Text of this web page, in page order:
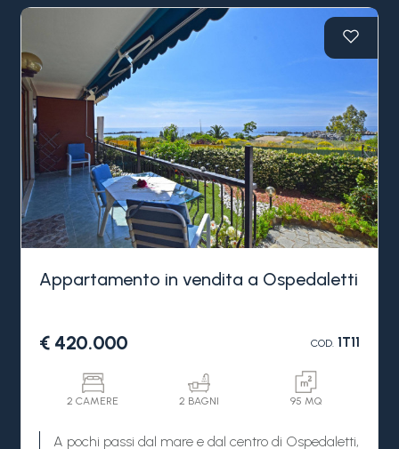
Appartamento in vendita a Ospedaletti
€ 420.000 COD. 1T11
2 CAMERE 2 BAGNI 95 MQ
A pochi passi dal mare e dal centro di Ospedaletti,